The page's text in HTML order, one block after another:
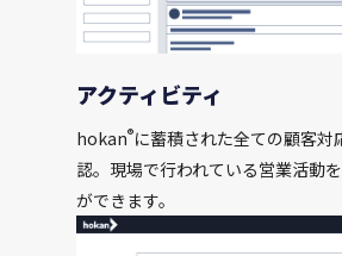
アクティビティ
hokan®に蓄積された全ての顧客対
認。現場で行われている営業活動
ができます。